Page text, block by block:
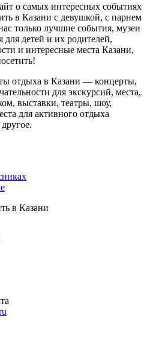
о самых интересных событиях
в Казани с девушкой, с парнем
только лучшие события, музеи
детей и их родителей,
и интересные места Казани,
отдыха в Казани — концерты,
для экскурсий, места,
выставки, театры, шоу,
для активного отдыха
в Казани